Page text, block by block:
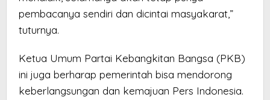
pembacanya sendiri dan dicintai masyakarat,”
tuturnya.
Ketua Umum Partai Kebangkitan Bangsa (PKB)
ini juga berharap pemerintah bisa mendorong
keberlangsungan dan kemajuan Pers Indonesia.